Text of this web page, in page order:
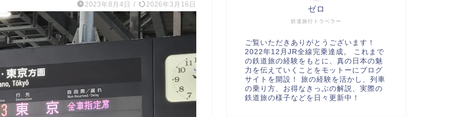
2023年8月4日 / 2026年3月16日
鉄道旅行トラベラー
ゼロ
ご覧いただきありがとうございます！
2022年12月JR全線完乗達成。 これまで
の鉄道旅の経験をもとに、真の日本の魅
力を伝えていくことをモットーにブログ
サイトを開設！ 旅の経験を活かし、列車
の乗り方、お得なきっぷの解説、実際の
鉄道旅の様子などを日々更新中！